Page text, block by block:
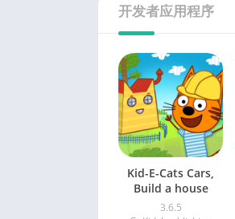
开发者应用程序
Kid-E-Cats Cars,
Build a house
3.6.5